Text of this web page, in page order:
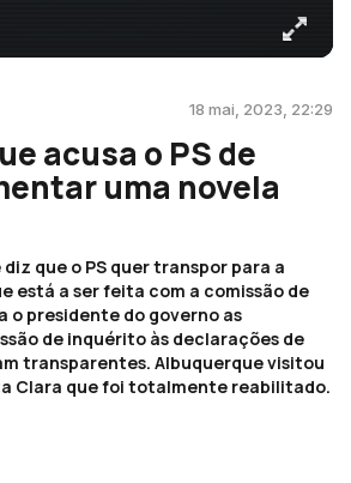
18 mai, 2023, 22:29
acusa o PS de
uma novela
que o PS quer transpor para a
está a ser feita com a comissão de
o presidente do governo as
de inquérito às declarações de
transparentes. Albuquerque visitou
Clara que foi totalmente reabilitado.